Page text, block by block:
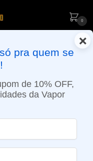
0
(SEG A SEX): PEDIDOS
MOTOBOY
×
pra quem se
de 10% OFF,
da Vapor